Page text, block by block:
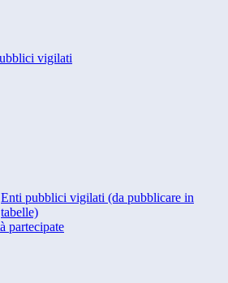
vigilati
Enti pubblici vigilati (da pubblicare in
tabelle)
partecipate